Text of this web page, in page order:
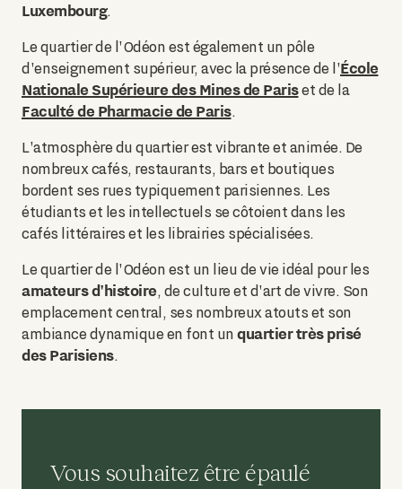
Luxembourg.
Le quartier de l'Odéon est également un pôle
d'enseignement supérieur, avec la présence de l'École
Nationale Supérieure des Mines de Pariset de la
Faculté de Pharmacie de Paris.
L'atmosphère du quartier est vibrante et animée. De
nombreux cafés, restaurants, bars et boutiques
bordent ses rues typiquement parisiennes. Les
étudiants et les intellectuels se côtoient dans les
cafés littéraires et les librairies spécialisées.
Le quartier de l'Odéon est un lieu de vie idéal pour les
amateurs d'histoire, de culture et d'art de vivre. Son
emplacement central, ses nombreux atouts et son
ambiance dynamique en font un quartier très prisé
des Parisiens.
Vous souhaitez être épaulé